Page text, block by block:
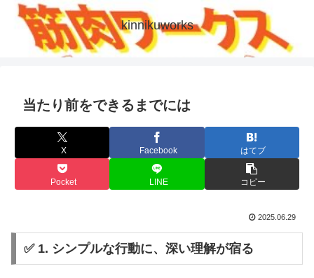
kinnikuworks
当たり前をできるまでには
X Facebook はてブ
Pocket LINE コピー
2025.06.29
✅ 1. シンプルな行動に、深い理解が宿る